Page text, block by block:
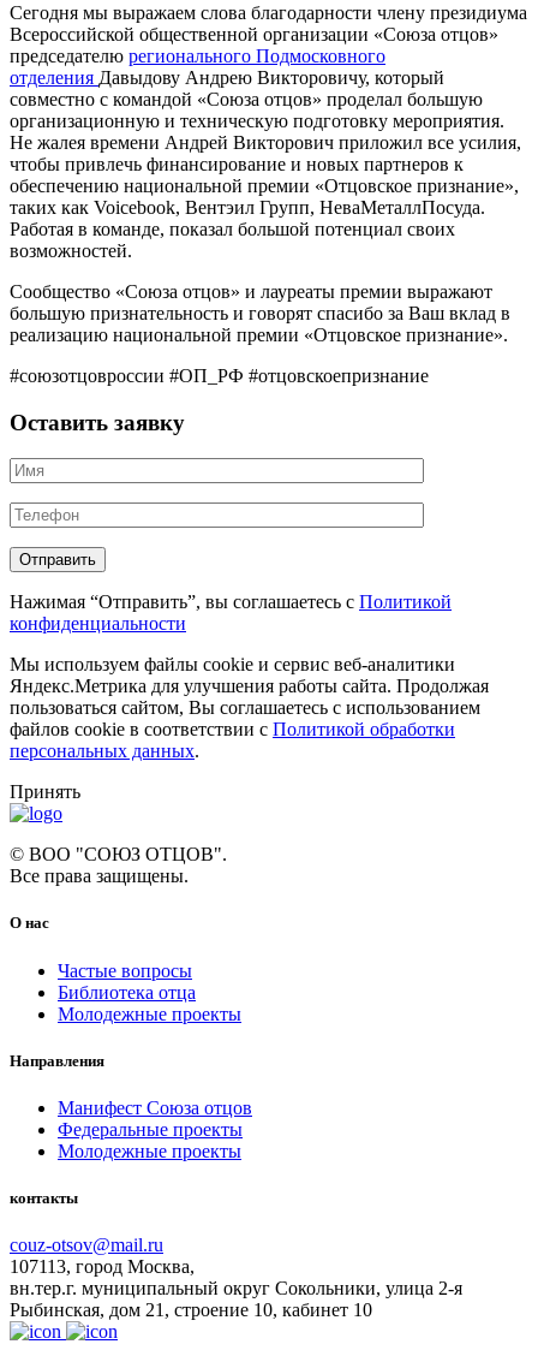
Сегодня мы выражаем слова благодарности члену президиума
Всероссийской общественной организации «Союза отцов»
председателю регионального Подмосковного
отделения Давыдову Андрею Викторовичу, который
совместно с командой «Союза отцов» проделал большую
организационную и техническую подготовку мероприятия.
Не жалея времени Андрей Викторович приложил все усилия,
чтобы привлечь финансирование и новых партнеров к
обеспечению национальной премии «Отцовское признание»,
таких как Voicebook, Вентэил Групп, НеваМеталлПосуда.
Работая в команде, показал большой потенциал своих
возможностей.
Сообщество «Союза отцов» и лауреаты премии выражают
большую признательность и говорят спасибо за Ваш вклад в
реализацию национальной премии «Отцовское признание».
#союзотцовроссии #ОП_РФ #отцовскоепризнание
Оставить заявку
Нажимая “Отправить”, вы соглашаетесь с Политикой
конфиденциальности
Мы используем файлы cookie и сервис веб-аналитики
Яндекс.Метрика для улучшения работы сайта. Продолжая
пользоваться сайтом, Вы соглашаетесь с использованием
файлов cookie в соответствии с Политикой обработки
персональных данных.
Принять
© ВОО "СОЮЗ ОТЦОВ".
Все права защищены.
О нас
Частые вопросы
Библиотека отца
Молодежные проекты
Направления
Манифест Союза отцов
Федеральные проекты
Молодежные проекты
контакты
couz-otsov@mail.ru
107113, город Москва,
вн.тер.г. муниципальный округ Сокольники, улица 2-я
Рыбинская, дом 21, строение 10, кабинет 10